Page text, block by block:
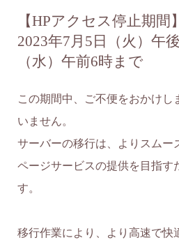
【HPアクセス停止期間】
2023年7月5日（火）
（水）午前6時まで
この期間中、ご不便をおかけし
いません。
サーバーの移行は、よりスムー
ページサービスの提供を目指す
す。
移行作業により、より高速で快